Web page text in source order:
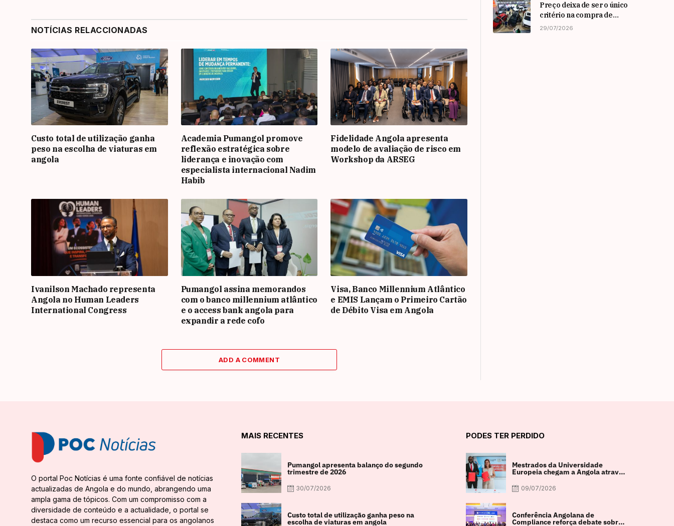
NOTÍCIAS RELACCIONADAS
Custo total de utilização ganha
peso na escolha de viaturas em
angola
Academia Pumangol promove
reflexão estratégica sobre
liderança e inovação com
especialista internacional Nadim
Habib
Fidelidade Angola apresenta
modelo de avaliação de risco em
Workshop da ARSEG
Ivanilson Machado representa
Angola no Human Leaders
International Congress
Pumangol assina memorandos
com o banco millennium atlântico
e o access bank angola para
expandir a rede cofo
Visa, Banco Millennium Atlântico
e EMIS Lançam o Primeiro Cartão
de Débito Visa em Angola
ADD A COMMENT
Preço deixa de ser o único
critério na compra de
automóveis em angola
29/07/2026
O portal Poc Notícias é uma fonte confiável de notícias
actualizadas de Angola e do mundo, abrangendo uma
ampla gama de tópicos. Com um compromisso com a
diversidade de conteúdo e a actualidade, o portal se
destaca como um recurso essencial para os angolanos
MAIS RECENTES
Pumangol apresenta balanço do segundo
trimestre de 2026
30/07/2026
Custo total de utilização ganha peso na
escolha de viaturas em angola
PODES TER PERDIDO
Mestrados da Universidade
Europeia chegam a Angola através
de parceria com a FACUL
09/07/2026
Conferência Angolana de
Compliance reforça debate sobre